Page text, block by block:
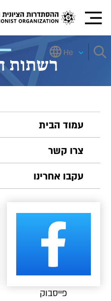
He
רשתות
עמוד הבית
צרו קשר
עקבו אחרינו
פייסבוק